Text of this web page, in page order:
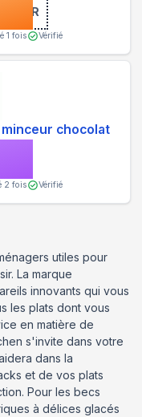
FR
1 fois Vérifié
chocolat
2 fois Vérifié
utiles pour
La marque
innovants qui vous
les plats dont vous
en matière de
s'invite dans votre
dans la
et de vos plats
Pour les becs
à délices glacés